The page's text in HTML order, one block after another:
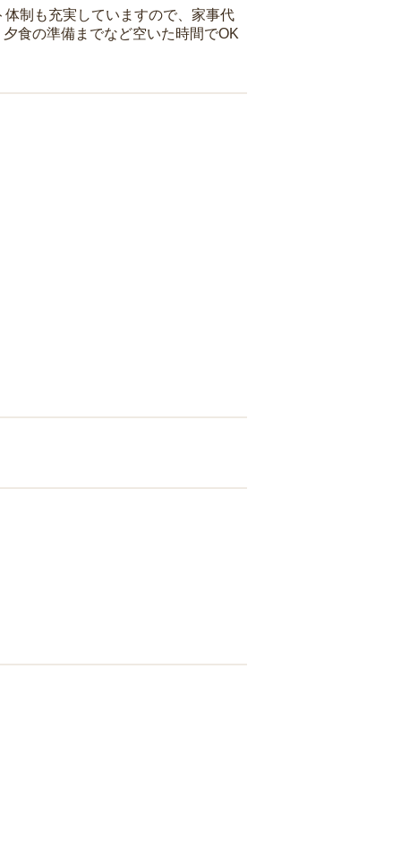
制も充実していますので、家事代
食の準備までなど空いた時間でOK